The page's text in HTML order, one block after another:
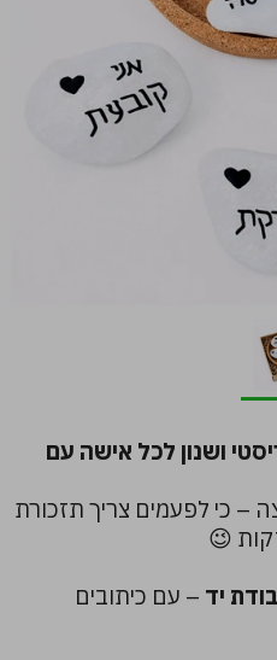
ושנון לכל אישה עם
– כי לפעמים צריך תזכורת
😉
– עם כיתובים